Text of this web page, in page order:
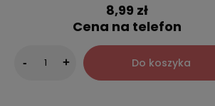
8,99 zł
Cena na telefon
- + Do koszyka